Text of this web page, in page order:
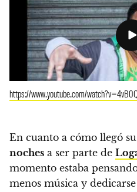
https://www.youtube.com/
En cuanto a cómo llegó
noches a ser parte de
momento estaba
menos música y